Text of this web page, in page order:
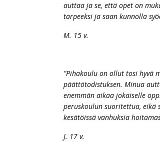
auttaa ja se, että opet on
tarpeeksi ja saan kunnolla
M. 15 v.
”Pihakoulu on ollut tosi hyvä
päättötodistuksen. Minua
enemmän aikaa jokaiselle
peruskoulun suoritettua, eikä
kesätöissä vanhuksia
J. 17 v.